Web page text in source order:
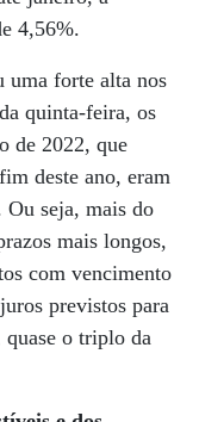
4,56%.
uma forte alta nos
quinta-feira, os
de 2022, que
deste ano, eram
Ou seja, mais do
mais longos,
com vencimento
previstos para
o triplo da